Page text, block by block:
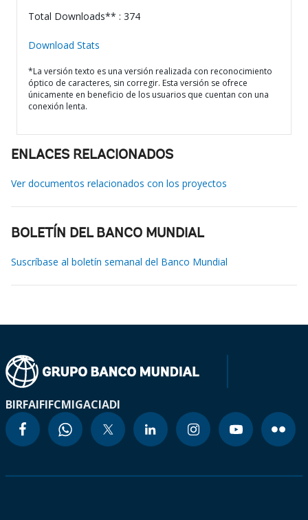
Total Downloads** : 374
Download Stats
*La versión texto es una versión realizada con reconocimiento
óptico de caracteres, sin corregir. Esta versión se ofrece
únicamente en beneficio de los usuarios que cuentan con una
conexión lenta.
ENLACES RELACIONADOS
Ver documentos relacionados con los proyectos
BOLETÍN DEL BANCO MUNDIAL
Suscríbase al boletín semanal del Banco Mundial
BIRFAIFIFCMIGACIADI